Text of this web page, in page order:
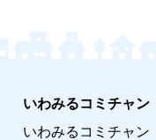
いわみるコミチャン
いわみるコミチャン